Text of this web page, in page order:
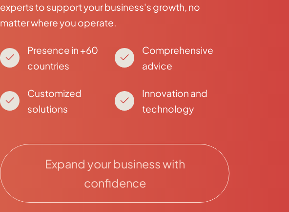
experts to support your business's growth, no
matter where you operate.
Presence in +60
countries
Customized
solutions
Comprehensive
advice
Innovation and
technology
Expand your business with
confidence